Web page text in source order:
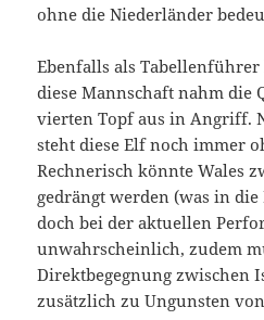
ohne die Niederländer
Ebenfalls als Tabellenführer
diese Mannschaft nahm die
vierten Topf aus in Angriff.
steht diese Elf noch immer
Rechnerisch könnte Wales
gedrängt werden (was in
doch bei der aktuellen
unwahrscheinlich, zudem
Direktbegegnung zwischen
zusätzlich zu Ungunsten